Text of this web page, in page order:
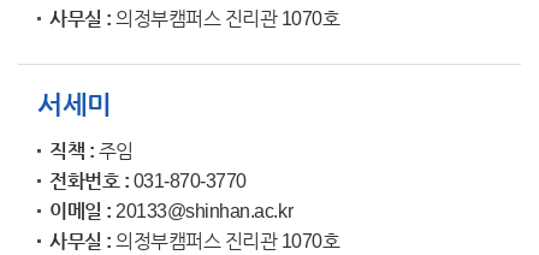
사무실
의정부캠퍼스 진리관 1070호
서세미
직책
주임
전화번호
031-870-3770
이메일
20133@shinhan.ac.kr
사무실
의정부캠퍼스 진리관 1070호